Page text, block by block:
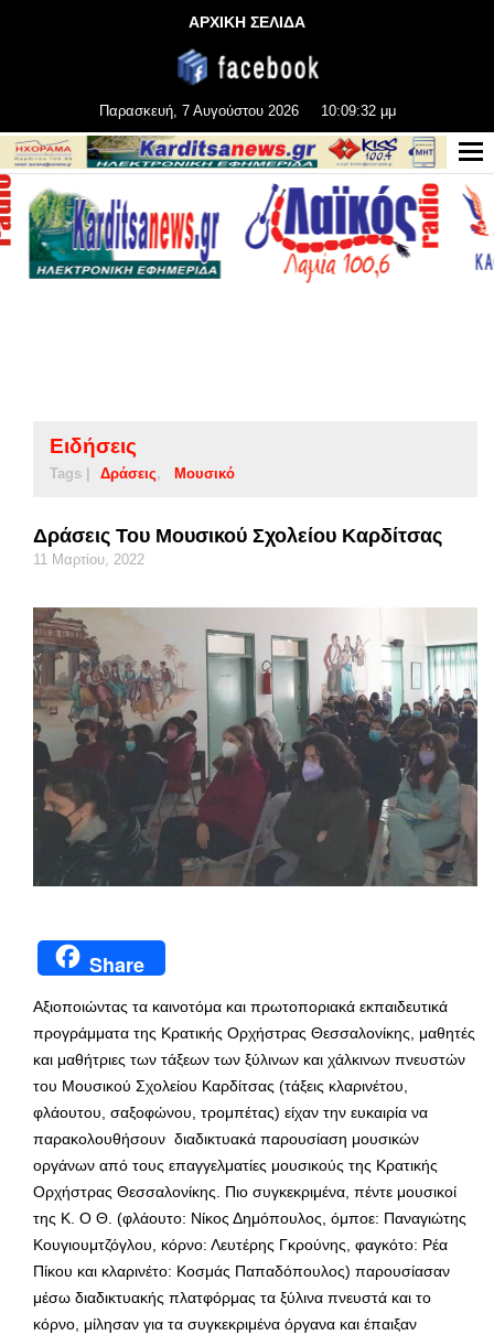
ΑΡΧΙΚΗ ΣΕΛΙΔΑ
Παρασκευή, 7 Αυγούστου 2026 10:09:33 μμ
Ειδήσεις
Tags | Δράσεις Μουσικό
Δράσεις Του Μουσικού Σχολείου Καρδίτσας
11 Μαρτίου, 2022
Share
Αξιοποιώντας τα καινοτόμα και πρωτοποριακά εκπαιδευτικά
προγράμματα της Κρατικής Ορχήστρας Θεσσαλονίκης, μαθητές
και μαθήτριες των τάξεων των ξύλινων και χάλκινων πνευστών
του Μουσικού Σχολείου Καρδίτσας (τάξεις κλαρινέτου,
φλάουτου, σαξοφώνου, τρομπέτας) είχαν την ευκαιρία να
παρακολουθήσουν διαδικτυακά παρουσίαση μουσικών
οργάνων από τους επαγγελματίες μουσικούς της Κρατικής
Ορχήστρας Θεσσαλονίκης. Πιο συγκεκριμένα, πέντε μουσικοί
της Κ. Ο Θ. (φλάουτο: Νίκος Δημόπουλος, όμποε: Παναγιώτης
Κουγιουμτζόγλου, κόρνο: Λευτέρης Γκρούνης, φαγκότο: Ρέα
Πίκου και κλαρινέτο: Κοσμάς Παπαδόπουλος) παρουσίασαν
μέσω διαδικτυακής πλατφόρμας τα ξύλινα πνευστά και το
κόρνο, μίλησαν για τα συγκεκριμένα όργανα και έπαιξαν